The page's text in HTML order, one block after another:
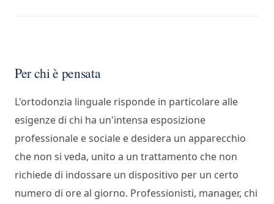
Per chi è pensata
L'ortodonzia linguale risponde in particolare alle
esigenze di chi ha un'intensa esposizione
professionale e sociale e desidera un apparecchio
che non si veda, unito a un trattamento che non
richiede di indossare un dispositivo per un certo
numero di ore al giorno. Professionisti, manager, chi